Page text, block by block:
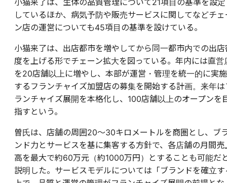
小猫来了は、生体の品質管理について21項目の基準を設定
しているほか、病気予防や販売サービスに関してなどチェ
ン店の運営についても45項目の基準を設けている。
小猫来了は、出店都市を増やしてから同一都市内での出店
度を上げる形でチェーン拡大を図っている。年内には直営
を20店舗以上に増やし、本部が運営・管理を統一的に実施
するフランチャイズ加盟店の募集を開始する計画。来年は
ランチャイズ展開を本格化し、100店舗以上のオープンを
指すという。
曽氏は、店舗の周囲20〜30キロメートルを商圏とし、ブ
ンド力とサービスを基に集客する方針で、各店舗の月間売
高を最大で約60万元（約1000万円）とすることも可能だ
説明した。サービスモデルについては「ブランドを確立す